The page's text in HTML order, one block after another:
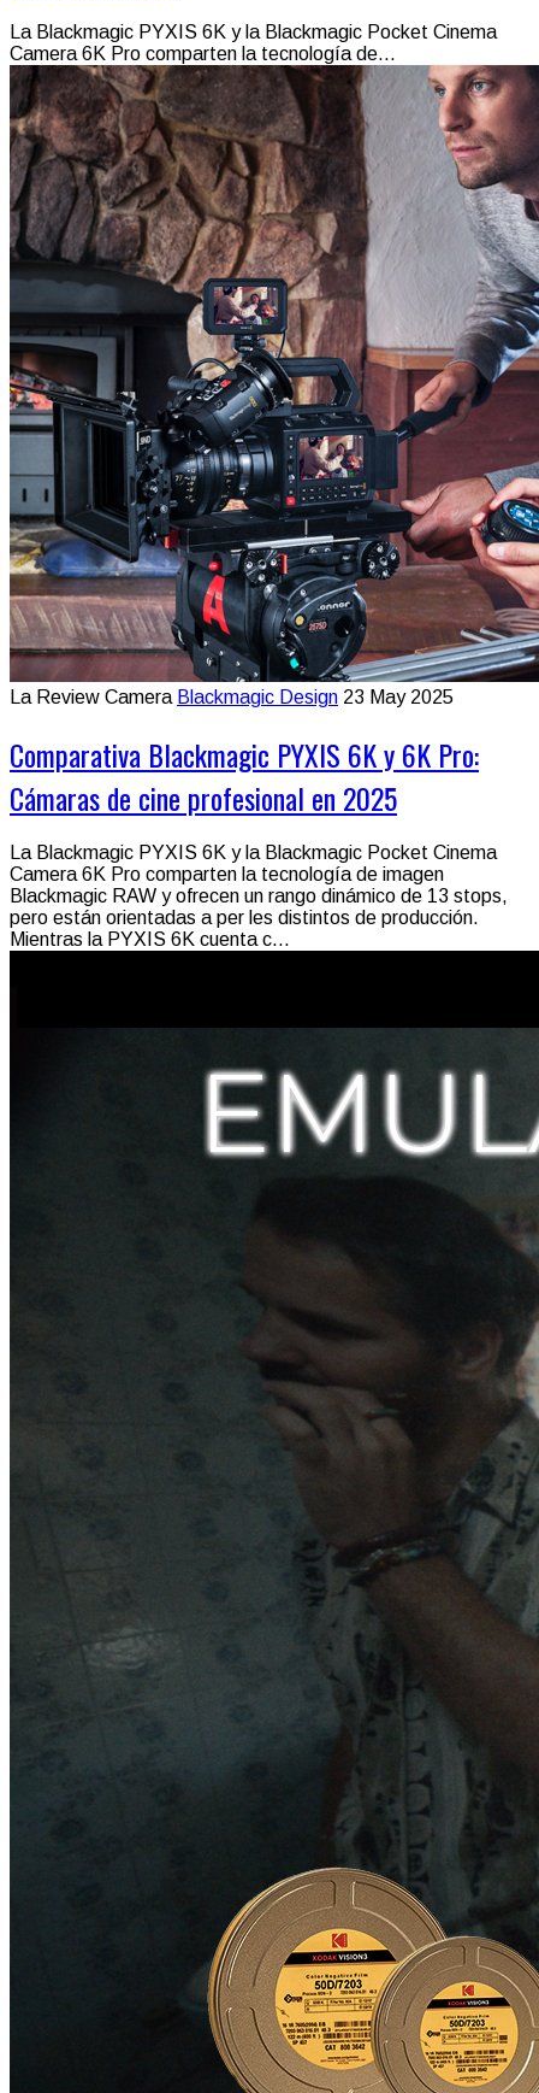
La Blackmagic PYXIS 6K y la Blackmagic Pocket Cinema
Camera 6K Pro comparten la tecnología de...
La Review Camera Blackmagic Design 23 May 2025
Comparativa Blackmagic PYXIS 6K y 6K Pro:
Cámaras de cine profesional en 2025
La Blackmagic PYXIS 6K y la Blackmagic Pocket Cinema
Camera 6K Pro comparten la tecnología de imagen
Blackmagic RAW y ofrecen un rango dinámico de 13 stops,
pero están orientadas a per les distintos de producción.
Mientras la PYXIS 6K cuenta c...